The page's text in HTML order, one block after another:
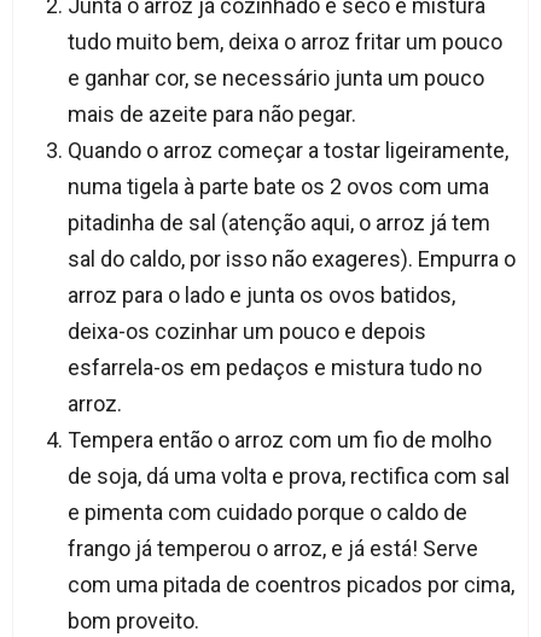
Junta o arroz já cozinhado e seco e mistura
tudo muito bem, deixa o arroz fritar um pouco
e ganhar cor, se necessário junta um pouco
mais de azeite para não pegar.
Quando o arroz começar a tostar ligeiramente,
numa tigela à parte bate os 2 ovos com uma
pitadinha de sal (atenção aqui, o arroz já tem
sal do caldo, por isso não exageres). Empurra o
arroz para o lado e junta os ovos batidos,
deixa-os cozinhar um pouco e depois
esfarrela-os em pedaços e mistura tudo no
arroz.
Tempera então o arroz com um fio de molho
de soja, dá uma volta e prova, rectifica com sal
e pimenta com cuidado porque o caldo de
frango já temperou o arroz, e já está! Serve
com uma pitada de coentros picados por cima,
bom proveito.